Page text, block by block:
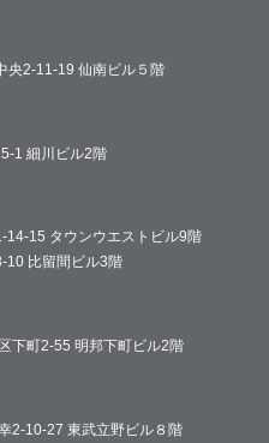
2-11-19 仙南ビル５階
1 細川ビル2階
15 タウンウエストビル9階
比留間ビル3階
下町2-55 明邦下町ビル2階
2-10-27 東武立野ビル８階